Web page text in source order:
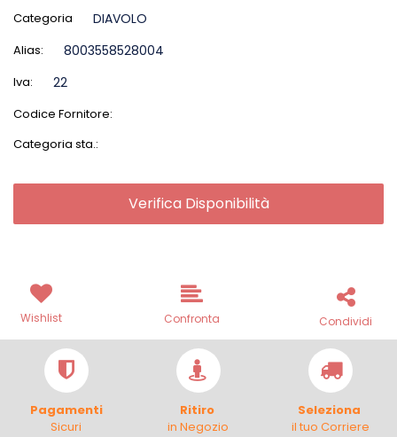
Categoria DIAVOLO
Alias: 8003558528004
Iva: 22
Codice Fornitore:
Categoria sta.:
Verifica Disponibilità
Wishlist Confronta Condividi
Pagamenti
Sicuri
Ritiro
in Negozio
Seleziona
il tuo Corriere